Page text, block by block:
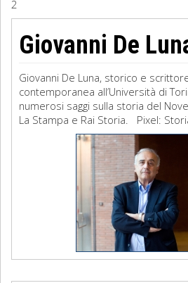
Filosofia
Storia
Matematica
2
Giovanni De
Giovanni De Luna, storico e
contemporanea all’Università di
numerosi saggi sulla storia del
La Stampa e Rai Storia. Pixel: